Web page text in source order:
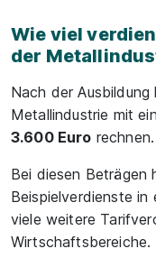
Wie viel
der
Nach der
Metallindustrie mit
3.600 Euro rechnen.
Bei diesen Beträgen
Beispielverdienste in
viele weitere
Wirtschaftsbereiche.